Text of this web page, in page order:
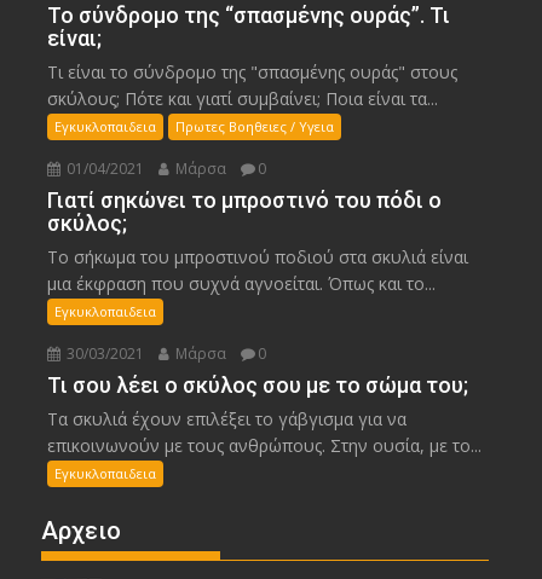
Το σύνδρομο της “σπασμένης ουράς”. Τι
είναι;
Τι είναι το σύνδρομο της "σπασμένης ουράς" στους
σκύλους; Πότε και γιατί συμβαίνει; Ποια είναι τα...
Εγκυκλοπαιδεια Πρωτες Βοηθειες / Υγεια
01/04/2021 Μάρσα 0
Γιατί σηκώνει το μπροστινό του πόδι ο
σκύλος;
Το σήκωμα του μπροστινού ποδιού στα σκυλιά είναι
μια έκφραση που συχνά αγνοείται. Όπως και το...
Εγκυκλοπαιδεια
30/03/2021 Μάρσα 0
Τι σου λέει ο σκύλος σου με το σώμα του;
Τα σκυλιά έχουν επιλέξει το γάβγισμα για να
επικοινωνούν με τους ανθρώπους. Στην ουσία, με το...
Εγκυκλοπαιδεια
Αρχειο